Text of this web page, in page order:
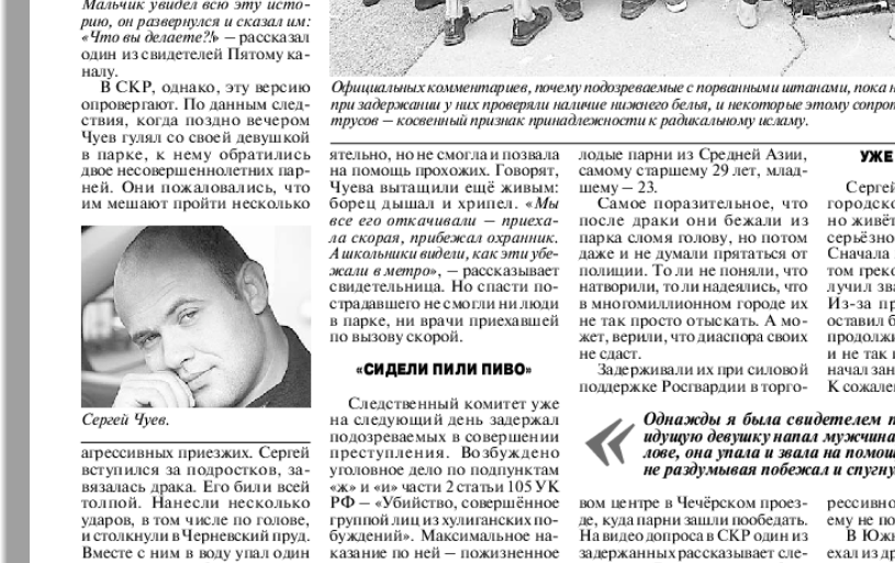
7плюс7я Авангард АйБолит
Анонс Антенна
Аргументы и
факты Европа
Афиша Augsburg Бизнес Бизнес мир
Ваша газета Версия Вести
Вечное
сокровище
Восточная
Германия
Восточный
курьер
Германия плюс Давай Диалог